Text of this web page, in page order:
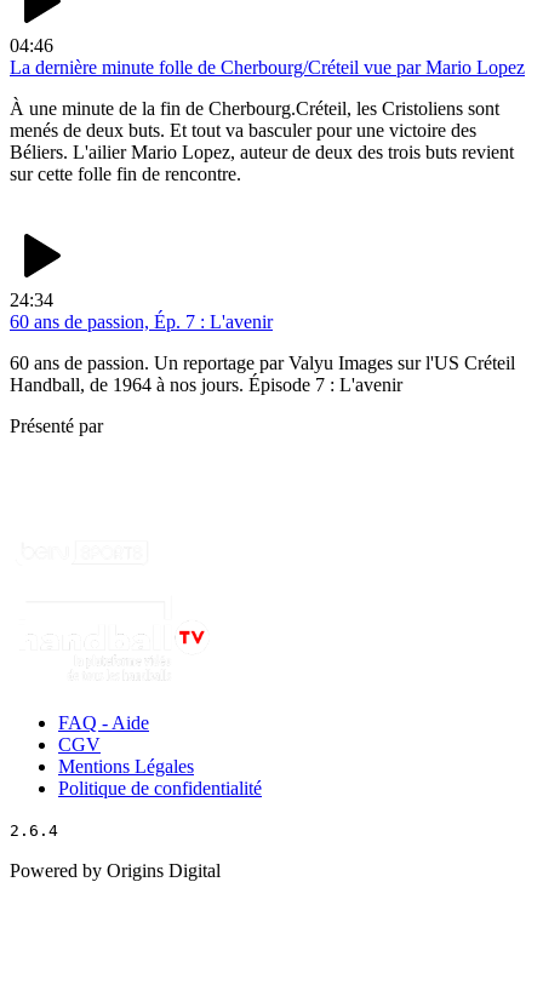
04:46
La dernière minute folle de Cherbourg/Créteil vue par Mario Lopez
À une minute de la fin de Cherbourg.Créteil, les Cristoliens sont
menés de deux buts. Et tout va basculer pour une victoire des
Béliers. L'ailier Mario Lopez, auteur de deux des trois buts revient
sur cette folle fin de rencontre.
24:34
60 ans de passion, Ép. 7 : L'avenir
60 ans de passion. Un reportage par Valyu Images sur l'US Créteil
Handball, de 1964 à nos jours. Épisode 7 : L'avenir
Présenté par
FAQ - Aide
CGV
Mentions Légales
Politique de confidentialité
2.6.4
Powered by Origins Digital